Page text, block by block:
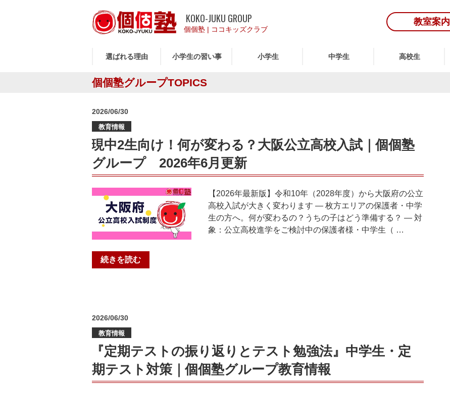
KOKO-JUKU GROUP
個個塾 | ココキッズクラブ
教室案内
選ばれる理由 小学生の習い事 小学生 中学生 高校生
個個塾グループTOPICS
投
日:
2026/06/30
教育情報
現中2生向け！何が変わる？大阪公立高校入試｜個個塾
グループ 2026年6月更新
【2026年最新版】令和10年（2028年度）から大阪府の公立
高校入試が大きく変わります ― 枚方エリアの保護者・中学
生の方へ。何が変わるの？うちの子はどう準備する？ ― 対
象：公立高校進学をご検討中の保護者様・中学生（ …
“現
中
け！
何
が
変
わ
る？
続きを読む
投
日:
2026/06/30
教育情報
『定期テストの振り返りとテスト勉強法』中学生・定
期テスト対策｜個個塾グループ教育情報